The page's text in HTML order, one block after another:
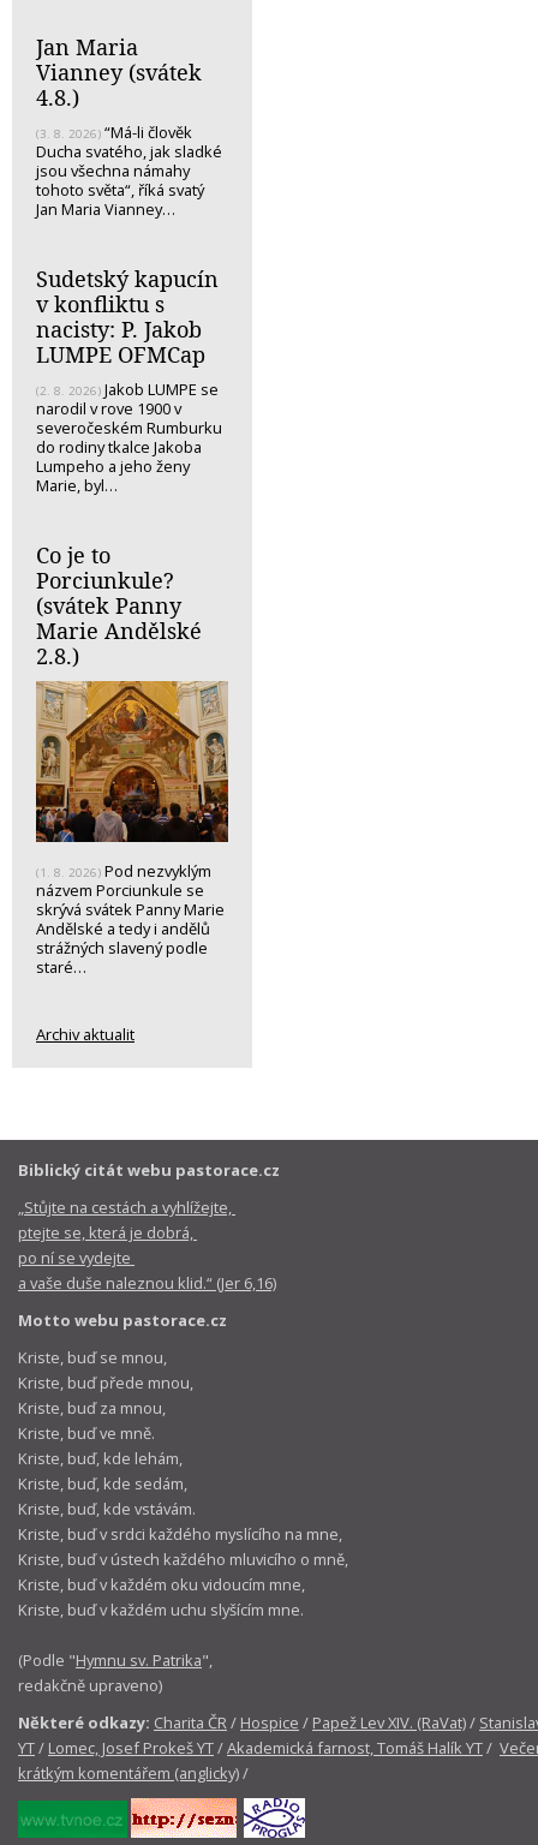
Jan Maria
Vianney (svátek
4.8.)
(3. 8. 2026) “Má-li člověk
Ducha svatého, jak sladké
jsou všechna námahy
tohoto světa“, říká svatý
Jan Maria Vianney…
Sudetský kapucín
v konfliktu s
nacisty: P. Jakob
LUMPE OFMCap
(2. 8. 2026) Jakob LUMPE se
narodil v rove 1900 v
severočeském Rumburku
do rodiny tkalce Jakoba
Lumpeho a jeho ženy
Marie, byl…
Co je to
Porciunkule?
(svátek Panny
Marie Andělské
2.8.)
(1. 8. 2026) Pod nezvyklým
názvem Porciunkule se
skrývá svátek Panny Marie
Andělské a tedy i andělů
strážných slavený podle
staré…
Archiv aktualit
Biblický citát webu pastorace.cz
„Stůjte na cestách a vyhlížejte,
ptejte se, která je dobrá,
po ní se vydejte
a vaše duše naleznou klid.“ (Jer 6,16)
Motto webu pastorace.cz
Kriste, buď se mnou,
Kriste, buď přede mnou,
Kriste, buď za mnou,
Kriste, buď ve mně.
Kriste, buď, kde lehám,
Kriste, buď, kde sedám,
Kriste, buď, kde vstávám.
Kriste, buď v srdci každého myslícího na mne,
Kriste, buď v ústech každého mluvicího o mně,
Kriste, buď v každém oku vidoucím mne,
Kriste, buď v každém uchu slyšícím mne.
(Podle "Hymnu sv. Patrika",
redakčně upraveno)
Některé odkazy: Charita ČR/ Hospice / Papež Lev XIV. (RaVat)/
YT/ Lomec, Josef Prokeš YT/Akademická farnost, Tomáš Halík YT/
krátkým komentářem (anglicky)/